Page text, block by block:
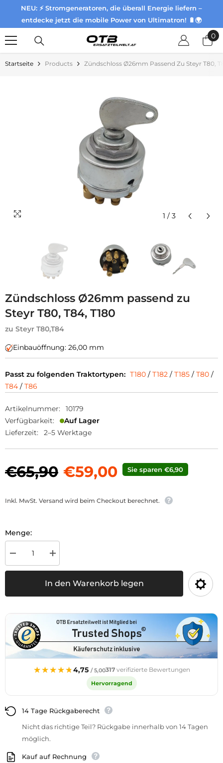
Zum Inhalt springen
NEU: ⚡ Stromgeneratoren, die überall Energie liefern –
entdecke jetzt die mobile Power von Ultimatron! 🔋🌍
0
0
Startseite Products Zündschloss Ø26mm Passend Zu Steyr T80,
1 / 3
Zündschloss Ø26mm passend zu
Steyr T80, T84, T180
zu Steyr T80,T84
Einbauöffnung: 26,00 mm
Passt zu folgenden Traktortypen: T180 / T182 / T185 / T80 /
T84 / T86
Artikelnummer:
10179
Verfügbarkeit:
Auf Lager
Lieferzeit:
2–5 Werktage
€65,90 €59,00 Sie sparen €6,90
Inkl. MwSt. Versand wird beim Checkout berechnet.
Menge:
für
Zündschloss
T180
verringern
Menge
für
Zündschloss
Ø26mm
passend
T180
erhöhen
In den Warenkorb legen
★★★★★
★★★★★4,75 / 5,00317verifizierte Bewertungen
Hervorragend
14 Tage Rückgaberecht
Nicht das richtige Teil? Rückgabe innerhalb von 14 Tagen
möglich.
Kauf auf Rechnung